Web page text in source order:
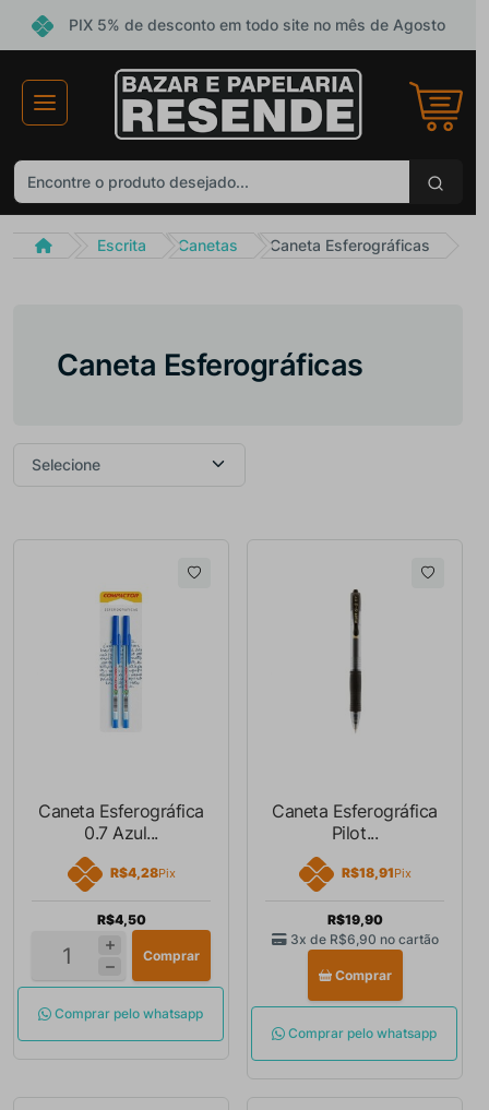
PIX 5% de desconto em todo site no mês de Agosto
Escrita Canetas Caneta Esferográficas
Caneta Esferográficas
Caneta Esferográfica
0.7 Azul...
R$4,28Pix
R$4,50
Comprar
Comprar pelo whatsapp
Caneta Esferográfica
Pilot...
R$18,91Pix
R$19,90
3x de R$6,90 no cartão
Comprar
Comprar pelo whatsapp
Receba ofertas e descontos exclusivos
Não gosto de promoções! Enviar